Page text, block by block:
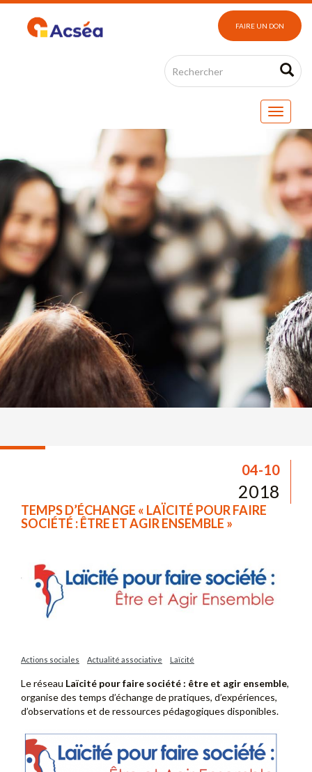
FAIRE UN DON
04-10
2018
TEMPS D’ÉCHANGE « LAÏCITÉ POUR FAIRE
SOCIÉTÉ : ÊTRE ET AGIR ENSEMBLE »
Actions sociales Actualité associative Laïcité
Le réseau Laïcité pour faire société : être et agir ensemble,
organise des temps d’échange de pratiques, d’expériences,
d’observations et de ressources pédagogiques disponibles.